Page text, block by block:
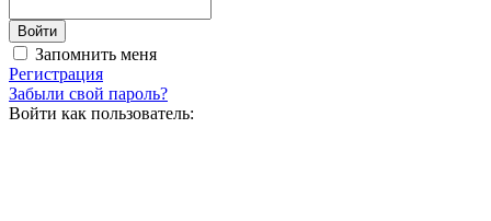
Запомнить меня
Регистрация
Забыли свой пароль?
Войти как пользователь: